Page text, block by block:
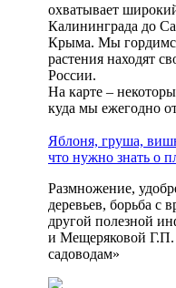
охватывает
Калининграда до
Крыма. Мы
растения находят
России.
На карте –
куда мы ежегодно
Яблоня, груша,
что нужно знать о
Размножение,
деревьев, борьба с
другой полезной
и Мещеряковой
садоводам»